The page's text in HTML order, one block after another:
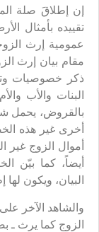
إن إطلاقَ صلة
تقييده بأمثال
عمومية إرث
مقام بيان إرث
ذكر خصوصيات
البنات والأب
بالقروض، يحمل
أخرى غير هذه
أموال الزوج غير
أيضاً، كما بيّن
البيان، ويكون
والشاهد الآخر
الزوج كما يرث ـ